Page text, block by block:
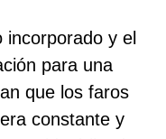
incorporado y el
para una
que los faros
constante y